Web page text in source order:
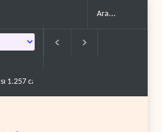
can kaybı..